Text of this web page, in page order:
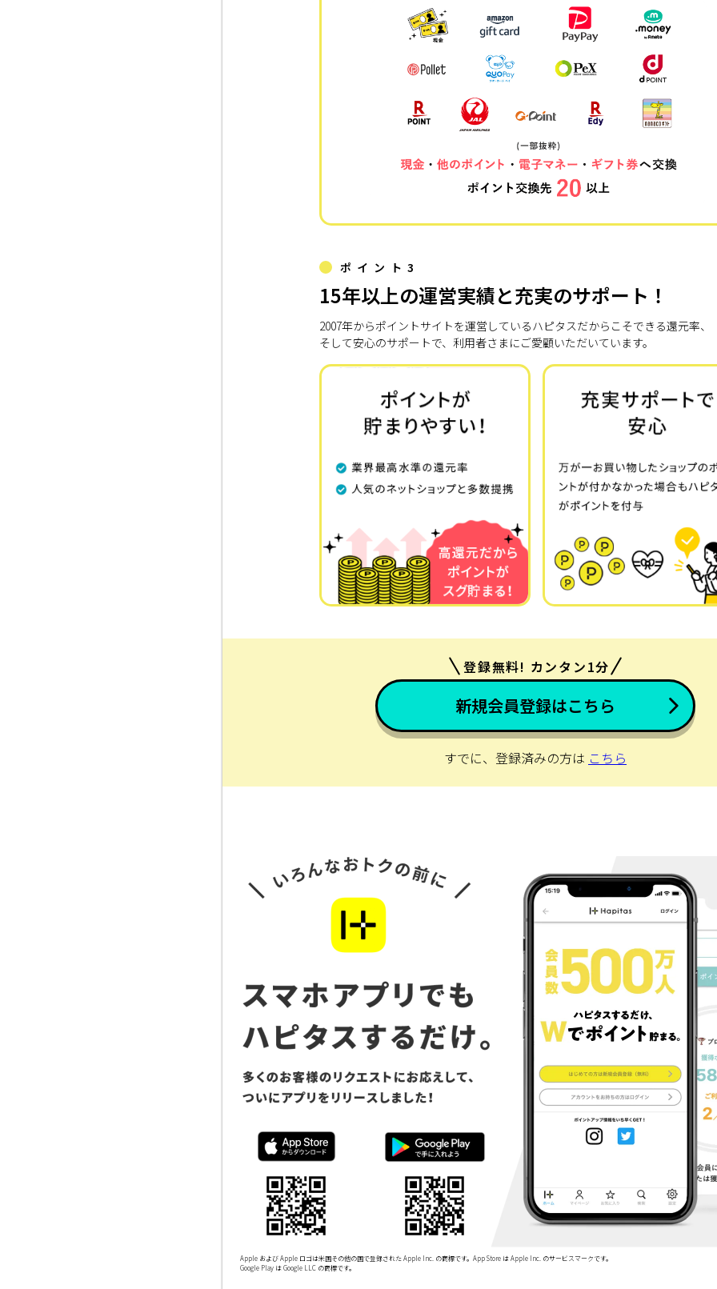
ポイント3
15年以上の運営実績と充実のサポート！
2007年からポイントサイトを運営しているハピタスだからこそできる還元率、
そして安心のサポートで、利用者さまにご愛顧いただいています。
登録無料! カンタン1分
新規会員登録はこちら
すでに、登録済みの方は こちら
Apple および Apple ロゴは米国その他の国で登録された Apple Inc. の商標です。App Store は Apple Inc. のサービスマークです。
Google Play は Google LLC の商標です。